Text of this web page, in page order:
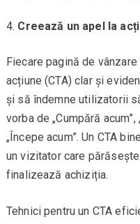
Creează un apel la
Fiecare pagină de
acțiune (CTA) clar și
și să îndemne utilizatorii
vorba de „Cumpără
„Începe acum”. Un CTA
un vizitator care
finalizează achiziția.
Tehnici pentru un CTA